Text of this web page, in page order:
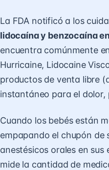
La FDA notificó a los
lidocaína y benzocaína
encuentra comúnmente
Hurricaine, Lidocaine
productos de venta libre
instantáneo para el dolor,
Cuando los bebés están
empapando el chupón de
anestésicos orales en
mide la cantidad de